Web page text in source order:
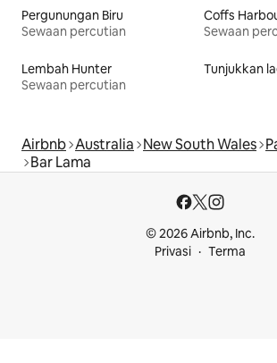
Pergunungan Biru
Sewaan percutian
Coffs
Sewaan
Lembah Hunter
Sewaan percutian
Tunjukkan
Airbnb Australia New South Wales
Bar Lama
© 2026 Airbnb, Inc.
Privasi
Terma